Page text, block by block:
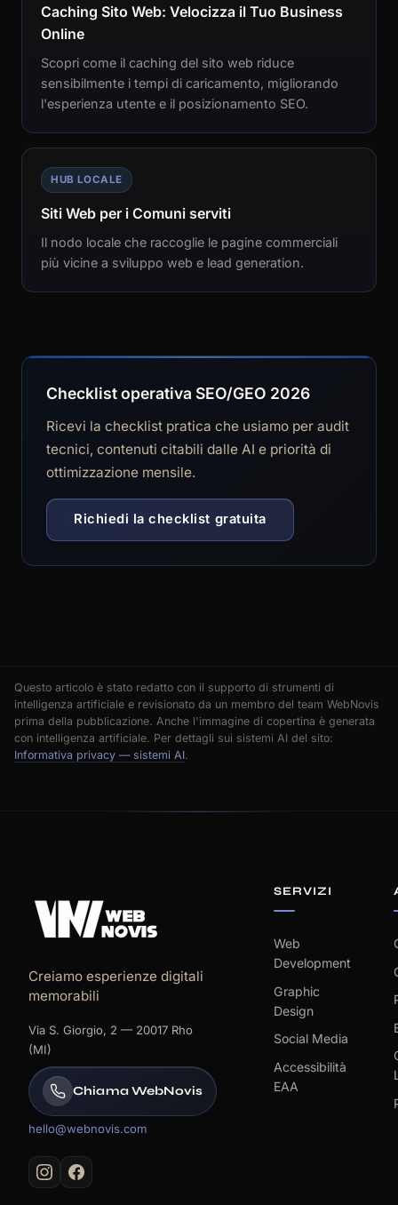
Caching Sito Web: Velocizza il Tuo Business
Online
Scopri come il caching del sito web riduce
sensibilmente i tempi di caricamento, migliorando
l'esperienza utente e il posizionamento SEO.
HUB LOCALE
Siti Web per i Comuni serviti
Il nodo locale che raccoglie le pagine commerciali
più vicine a sviluppo web e lead generation.
Checklist operativa SEO/GEO 2026
Ricevi la checklist pratica che usiamo per audit
tecnici, contenuti citabili dalle AI e priorità di
ottimizzazione mensile.
Richiedi la checklist gratuita
Questo articolo è stato redatto con il supporto di strumenti di
intelligenza artificiale e revisionato da un membro del team WebNovis
prima della pubblicazione. Anche l'immagine di copertina è generata
con intelligenza artificiale. Per dettagli sui sistemi AI del sito:
Informativa privacy — sistemi AI.
Creiamo esperienze digitali
memorabili
Via S. Giorgio, 2 — 20017 Rho
(MI)
Chiama WebNovis
hello@webnovis.com
SERVIZI
Web
Development
Graphic
Design
Social Media
Accessibilità
EAA